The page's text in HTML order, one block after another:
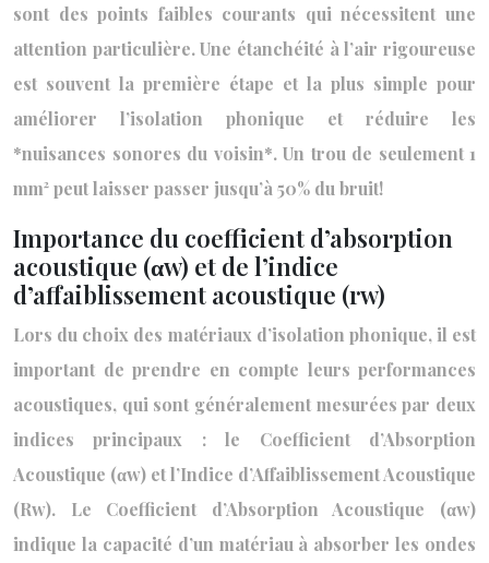
sont des points faibles courants qui nécessitent une
attention particulière. Une étanchéité à l’air rigoureuse
est souvent la première étape et la plus simple pour
améliorer l’isolation phonique et réduire les
*nuisances sonores du voisin*. Un trou de seulement 1
mm² peut laisser passer jusqu’à 50% du bruit!
Importance du coefficient d’absorption
acoustique (αw) et de l’indice
d’affaiblissement acoustique (rw)
Lors du choix des matériaux d’isolation phonique, il est
important de prendre en compte leurs performances
acoustiques, qui sont généralement mesurées par deux
indices principaux : le Coefficient d’Absorption
Acoustique (αw) et l’Indice d’Affaiblissement Acoustique
(Rw). Le Coefficient d’Absorption Acoustique (αw)
indique la capacité d’un matériau à absorber les ondes